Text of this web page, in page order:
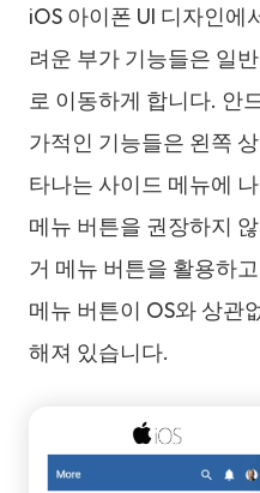
iOS 아이폰 UI 디자인에
려운 부가 기능들은 일
로 이동하게 합니다. 안
가적인 기능들은 왼쪽
타나는 사이드 메뉴에
메뉴 버튼을 권장하지
거 메뉴 버튼을 활용하
메뉴 버튼이 OS와 상관
해져 있습니다.